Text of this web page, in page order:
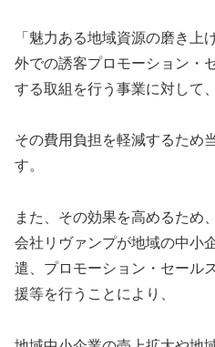
「魅力ある地域資源の磨き上
外での誘客プロモーション・
する取組を行う事業に対して、
その費用負担を軽減するため
す。
また、その効果を高めるため
会社リヴァンプが地域の中小
遣、プロモーション・セール
援等を行うことにより、